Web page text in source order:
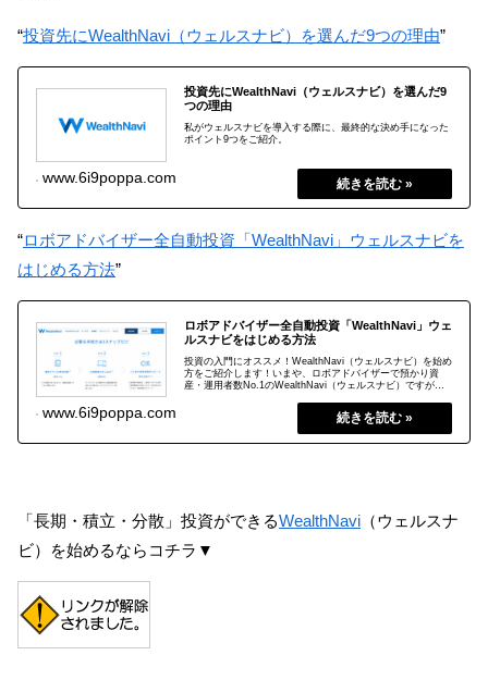
“投資先にWealthNavi（ウェルスナビ）を選んだ9つの理由”
投資先にWealthNavi（ウェルスナビ）を選んだ9
つの理由
私がウェルスナビを導入する際に、最終的な決め手になった
ポイント9つをご紹介。
www.6i9poppa.com 2019.02.03
“ロボアドバイザー全自動投資「WealthNavi」ウェルスナビを
はじめる方法”
ロボアドバイザー全自動投資「WealthNavi」ウェ
ルスナビをはじめる方法
投資の入門にオススメ！WealthNavi（ウェルスナビ）を始め
方をご紹介します！いまや、ロボアドバイザーで預かり資
産・運用者数No.1のWealthNavi（ウェルスナビ）ですが、
www.6i9poppa.com 2019.04.14
「長期・積立・分散」投資ができるWealthNavi （ウェルスナ
ビ）を始めるならコチラ▼